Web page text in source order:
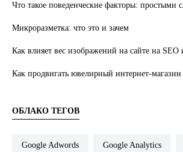
Что такое поведенческие факторы: простыми
Микроразметка: что это и зачем
Как влияет вес изображений на сайте на
Как продвигать ювелирный интернет-магазин
ОБЛАКО ТЕГОВ
Google Adwords Google Analytics